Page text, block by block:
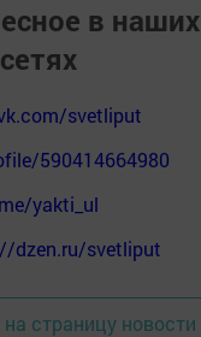
в наших
svetliput
590414664980
yakti_ul
dzen.ru/svetliput
страницу новости